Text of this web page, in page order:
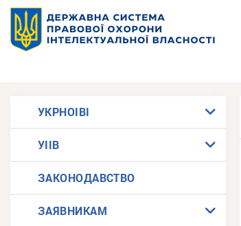
УКРНОІВІ
УІІВ
ЗАКОНОДАВСТВО
ЗАЯВНИКАМ